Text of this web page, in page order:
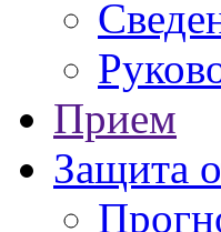
Прием
Защита